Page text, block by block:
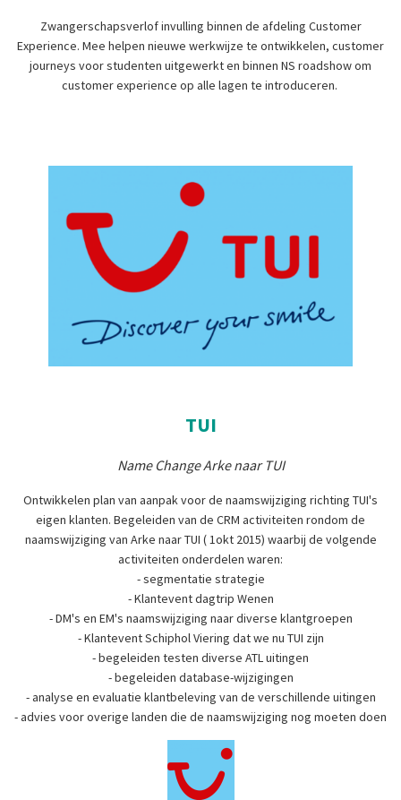
Zwangerschapsverlof invulling binnen de afdeling Customer
Experience. Mee helpen nieuwe werkwijze te ontwikkelen, customer
journeys voor studenten uitgewerkt en binnen NS roadshow om
customer experience op alle lagen te introduceren.
TUI
Name Change Arke naar TUI
Ontwikkelen plan van aanpak voor de naamswijziging richting TUI's
eigen klanten. Begeleiden van de CRM activiteiten rondom de
naamswijziging van Arke naar TUI ( 1okt 2015) waarbij de volgende
activiteiten onderdelen waren:
- segmentatie strategie
- Klantevent dagtrip Wenen
- DM's en EM's naamswijziging naar diverse klantgroepen
- Klantevent Schiphol Viering dat we nu TUI zijn
- begeleiden testen diverse ATL uitingen
- begeleiden database-wijzigingen
- analyse en evaluatie klantbeleving van de verschillende uitingen
- advies voor overige landen die de naamswijziging nog moeten doen